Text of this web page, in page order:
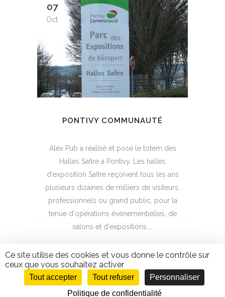
07
Oct
PONTIVY COMMUNAUTÉ
Alex Pub a réalisé et posé le totem des
Halles Safire à Pontivy. Les halles
d'exposition Safire reçoivent tous les ans
plusieurs dizaines de milliers de visiteurs,
professionnels ou grand public, pour la
tenue d'opérations évènementielles, de
salons et d'expositions....
Ce site utilise des cookies et vous donne le contrôle sur
ceux que vous souhaitez activer
Tout accepter Tout refuser
Personnaliser
Politique de confidentialité